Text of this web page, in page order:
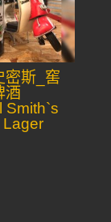
密斯_窖
酒
Smith`s
Lager